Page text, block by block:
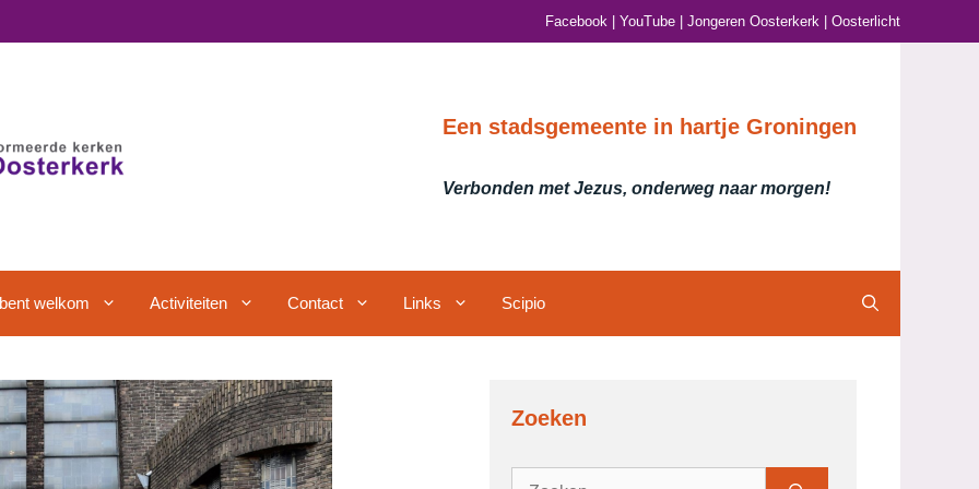
Facebook YouTube Jongeren Oosterkerk Oosterlicht
Een stadsgemeente in hartje Groningen
Verbonden met Jezus, onderweg naar morgen!
welkom Activiteiten Contact Links Scipio
Zoeken